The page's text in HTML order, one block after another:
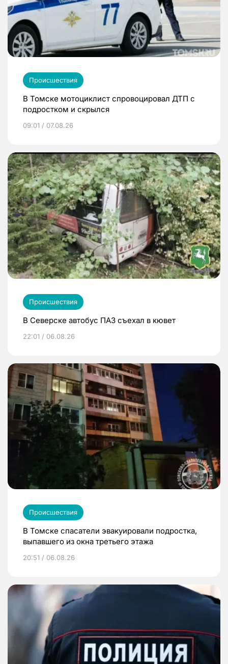
Происшествия
В Томске мотоциклист спровоцировал ДТП с
подростком и скрылся
09:01 / 07.08.26
Происшествия
В Северске автобус ПАЗ съехал в кювет
22:01 / 06.08.26
Происшествия
В Томске спасатели эвакуировали подростка,
выпавшего из окна третьего этажа
20:51 / 06.08.26